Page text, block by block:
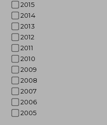
2015
2014
2013
2012
2011
2010
2009
2008
2007
2006
2005